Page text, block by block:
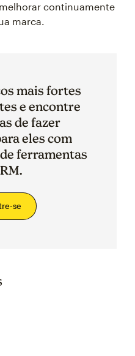
continuamente
marca.
mais fortes
e encontre
de fazer
eles com
ferramentas
se